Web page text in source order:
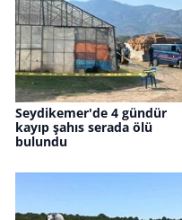
Seydikemer'de 4 gündür
kayıp şahıs serada ölü
bulundu